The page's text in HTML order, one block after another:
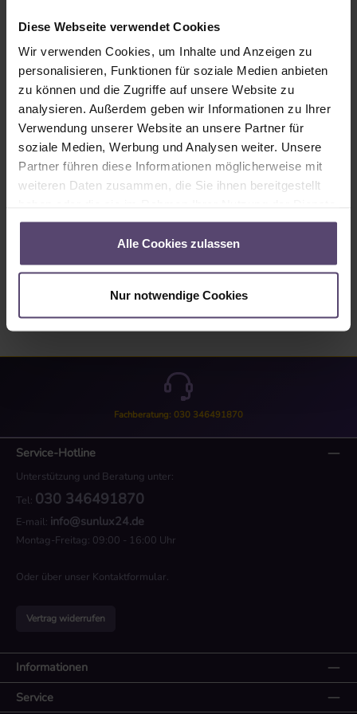
Diese Webseite verwendet Cookies
Wir verwenden Cookies, um Inhalte und Anzeigen zu
personalisieren, Funktionen für soziale Medien anbieten
zu können und die Zugriffe auf unsere Website zu
analysieren. Außerdem geben wir Informationen zu Ihrer
Verwendung unserer Website an unsere Partner für
soziale Medien, Werbung und Analysen weiter. Unsere
Partner führen diese Informationen möglicherweise mit
weiteren Daten zusammen, die Sie ihnen bereitgestellt
gesammelt haben.
Alle Cookies zulassen
Nur notwendige Cookies
In den Warenkorb
Produktnummer:MU_R_2639_PG2
Beschreibung
Angaben zum Stoff 2639:7% Reflexion (Licht wird vom Stoff
reflektiert)93% Absorption (Licht wird vom Stoff
Bewertungen
Fachberatung: 030 346491870
Service-Hotline
Unterstützung und Beratung unter:
Tel: 030 346491870
E-mail: info@sunlux24.de
Montag-Freitag: 09:00 - 16:00 Uhr
Oder über unser Kontaktformular.
Vertrag widerrufen
Informationen
Service